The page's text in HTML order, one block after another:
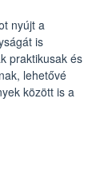
nyújt a
is
praktikusak és
lehetővé
között is a